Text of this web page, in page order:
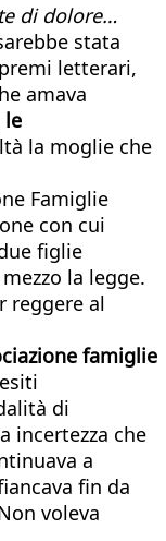
di dolore…
stata
letterari,
amava
le
la moglie che
Famiglie
con cui
figlie
la legge.
reggere al
famiglie
di
incertezza che
a
fin da
voleva